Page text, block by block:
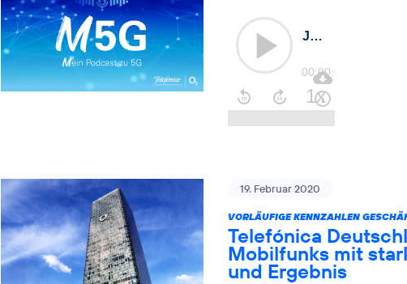
19. Februar 2020
VORLÄUFIGE KENNZAHLEN
Telefónica
Mobilfunks mit
und Ergebnis